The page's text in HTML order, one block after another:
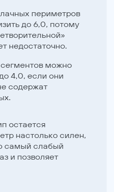
периметров
до 6,0, потому
недостаточно.
можно
4,0, если они
содержат
остается
настолько силен,
самый слабый
и позволяет